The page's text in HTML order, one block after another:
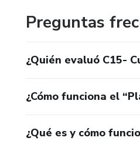
Preguntas
¿Quién evaluó C15-
¿Cómo funciona el
¿Qué es y cómo